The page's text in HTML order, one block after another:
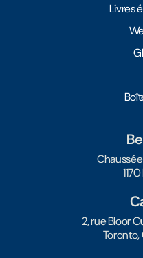
Livres
Chaussée
2, rue Bloor
Toronto,